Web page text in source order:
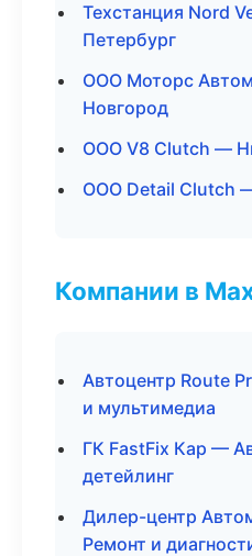
Техстанция Nord
Петербург
ООО Моторс
Новгород
ООО V8 Clutch —
ООО Detail Clutch
Компании в
Автоцентр Route
и мультимедиа
ГК FastFix Кар —
детейлинг
Дилер-центр
Ремонт и